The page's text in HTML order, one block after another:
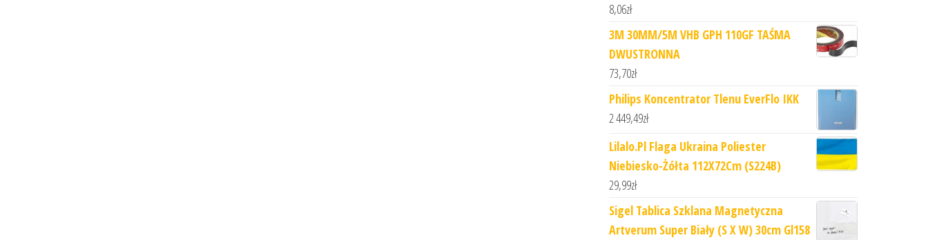
8,06zł
3M 30MM/5M VHB GPH 110GF TAŚMA
DWUSTRONNA
73,70zł
Philips Koncentrator Tlenu EverFlo IKK
2 449,49zł
Lilalo.Pl Flaga Ukraina Poliester
Niebiesko-Żółta 112X72Cm (S224B)
29,99zł
Sigel Tablica Szklana Magnetyczna
Artverum Super Biały (S X W) 30cm Gl158